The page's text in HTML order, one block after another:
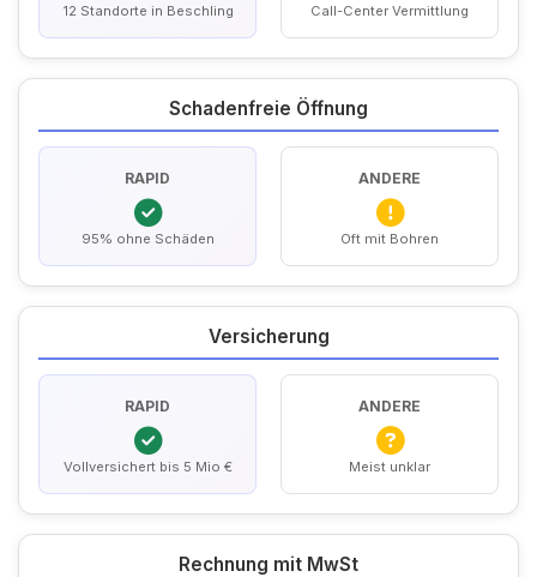
12 Standorte in Beschling Call-Center Vermittlung
Schadenfreie Öffnung
RAPID
95% ohne Schäden
ANDERE
Oft mit Bohren
Versicherung
RAPID
Vollversichert bis 5 Mio €
ANDERE
Meist unklar
Rechnung mit MwSt